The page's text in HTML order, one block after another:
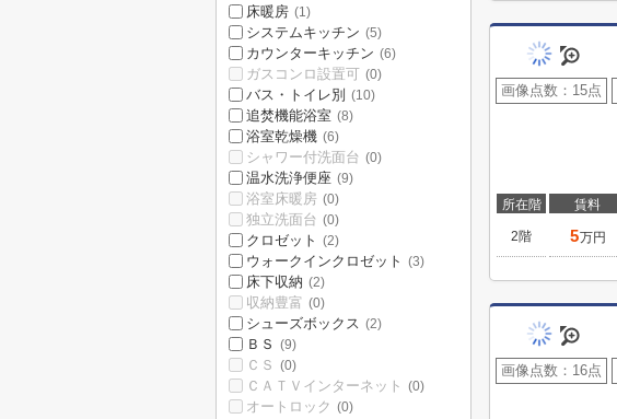
画像点数： 15点
所在階 賃料
2階 5万円
画像点数： 16点
床暖房 (1)
システムキッチン (5)
カウンターキッチン (6)
ガスコンロ設置可 (0)
バス・トイレ別 (10)
追焚機能浴室 (8)
浴室乾燥機 (6)
シャワー付洗面台 (0)
温水洗浄便座 (9)
浴室床暖房 (0)
独立洗面台 (0)
クロゼット (2)
ウォークインクロゼット (3)
床下収納 (2)
収納豊富 (0)
シューズボックス (2)
ＢＳ (9)
ＣＳ (0)
ＣＡＴＶインターネット (0)
オートロック (0)